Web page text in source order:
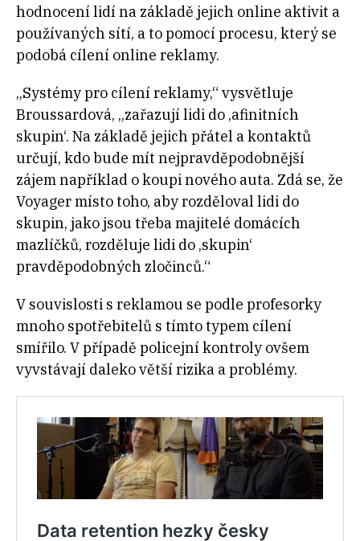
hodnocení lidí na základě jejich online aktivit a
používaných sítí, a to pomocí procesu, který se
podobá cílení online reklamy.
„Systémy pro cílení reklamy,“ vysvětluje
Broussardová, „zařazují lidi do ‚afinitních
skupin‘. Na základě jejich přátel a kontaktů
určují, kdo bude mít nejpravděpodobnější
zájem například o koupi nového auta. Zdá se, že
Voyager místo toho, aby rozděloval lidi do
skupin, jako jsou třeba majitelé domácích
mazlíčků, rozděluje lidi do ‚skupin‘
pravděpodobných zločinců.“
V souvislosti s reklamou se podle profesorky
mnoho spotřebitelů s tímto typem cílení
smířilo. V případě policejní kontroly ovšem
vyvstávají daleko větší rizika a problémy.